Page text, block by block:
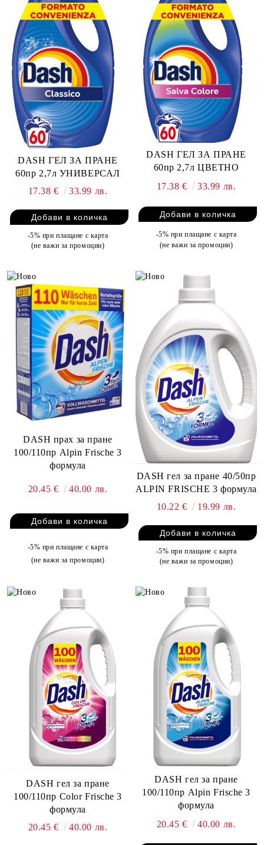
DASH ГЕЛ ЗА ПРАНЕ
60пр 2,7л УНИВЕРСАЛ
17.38 €
33.99 лв.
-5% при плащане с карта
(не важи за промоции)
DASH ГЕЛ ЗА ПРАНЕ
60пр 2,7л ЦВЕТНО
17.38 €
33.99 лв.
-5% при плащане с карта
(не важи за промоции)
DASH прах за пране
100/110пр Alpin Frische 3
формула
20.45 € 40.00 лв.
-5% при плащане с карта
(не важи за промоции)
DASH гел за пране 40/50пр
ALPIN FRISCHE 3 формула
10.22 €
19.99 лв.
-5% при плащане с карта
(не важи за промоции)
DASH гел за пране
100/110пр Color Frische 3
формула
20.45 €
40.00 лв.
DASH гел за пране
100/110пр Alpin Frische 3
формула
20.45 €
40.00 лв.